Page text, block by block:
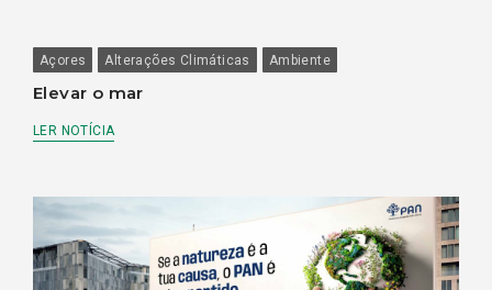
Açores Alterações Climáticas Ambiente
Elevar o mar
LER NOTÍCIA